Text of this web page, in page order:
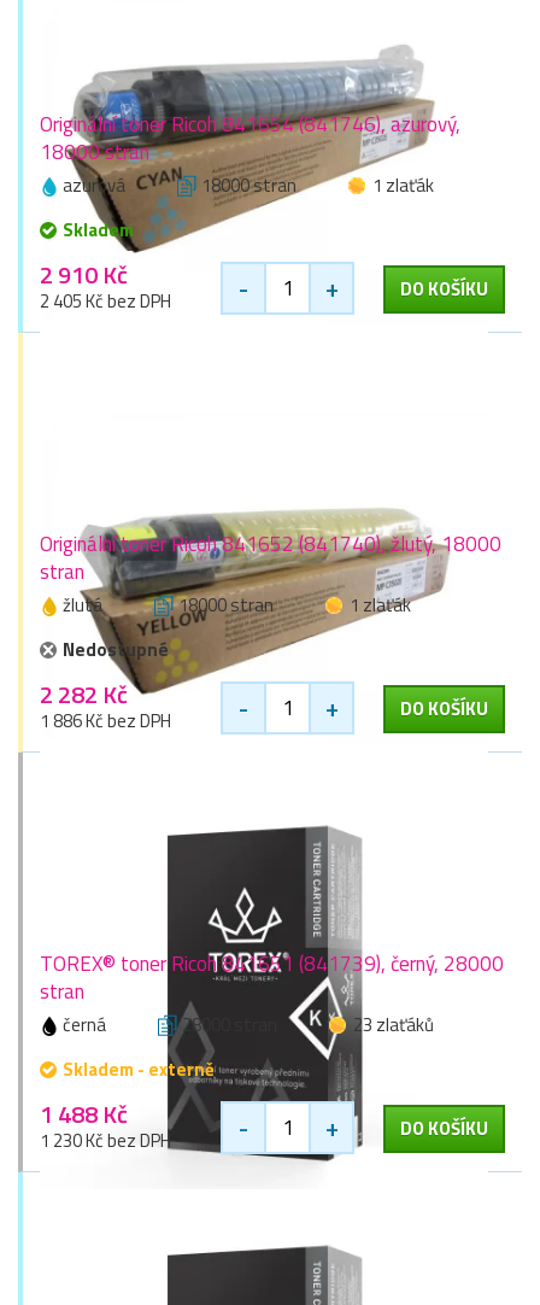
Originální toner Ricoh 841654 (841746), azurový,
18000 stran
azurová 18000 stran
1 zlaťák
Skladem
2 910 Kč
2 405 Kč bez DPH - + DO KOŠÍKU
Originální toner Ricoh 841652 (841740), žlutý, 18000
stran
žlutá 18000 stran
1 zlaťák
Nedostupné
2 282 Kč
1 886 Kč bez DPH - + DO KOŠÍKU
TOREX® toner Ricoh 841651 (841739), černý, 28000
stran
černá 28000 stran
23 zlaťáků
Skladem - externě
1 488 Kč
1 230 Kč bez DPH - + DO KOŠÍKU